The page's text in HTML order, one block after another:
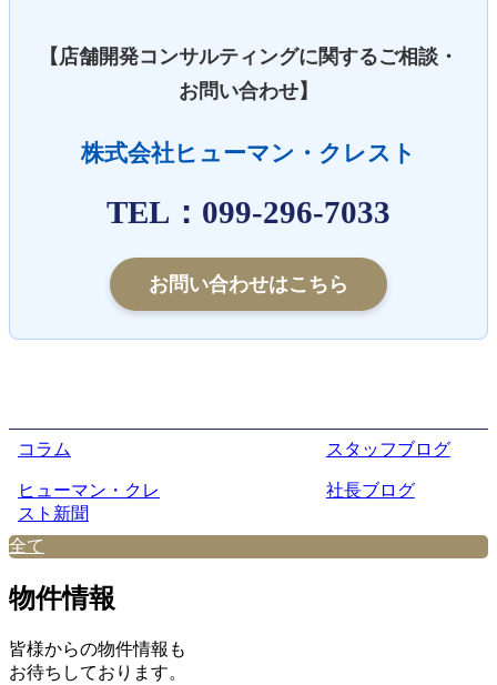
【店舗開発コンサルティングに関するご相談・
お問い合わせ】
株式会社ヒューマン・クレスト
TEL：099-296-7033
お問い合わせはこちら
コラム スタッフブログ
ヒューマン・クレ
スト新聞
社長ブログ
全て
物件情報
皆様からの物件情報も
お待ちしております。